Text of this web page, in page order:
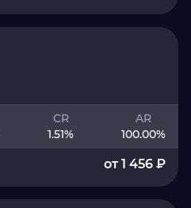
CR
1.51%
AR
100.00%
от 1 456 ₽